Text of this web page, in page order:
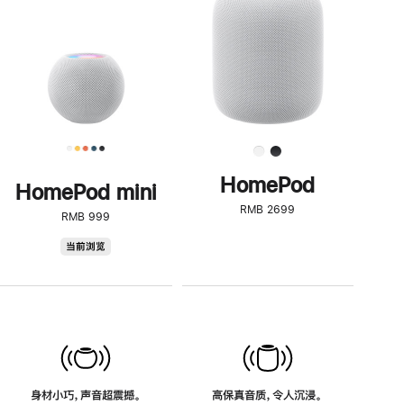
HomePod mini
RMB 999
当前浏览
身材小巧，声音超震撼。
了
解
HomePod<
HomePod
RMB 2699
高保真音质，令人沉浸。